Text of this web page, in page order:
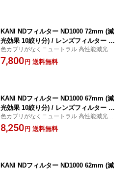
KANI NDフィルター ND1000 72mm (減
光効果 10絞り分) / レンズフィルター 丸
枠
色カブリがなくニュートラル 高性能減光フ
ィルター ND1000
7,800 円 送料無料
KANI NDフィルター ND1000 67mm (減
光効果 10絞り分) / レンズフィルター 丸
枠
色カブリがなくニュートラル 高性能減光フ
ィルター ND1000
8,250 円 送料無料
KANI NDフィルター ND1000 62mm (減